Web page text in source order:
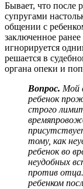
Бывает, что после
супругами
общении с
заключенное
игнорируется
решается в
органа опеки и
Вопрос. Мой
ребенок
строго
тому, как
ребенок во
неудобных
против
ребенком